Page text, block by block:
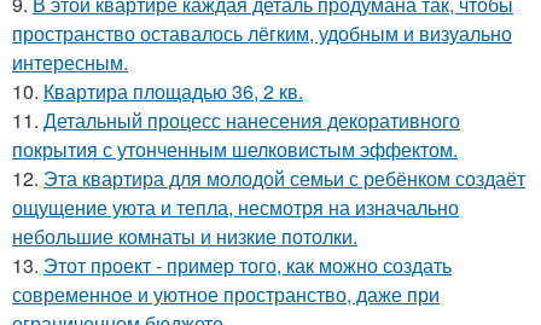
пространство оставалось лёгким, удобным и визуально
интересным.
10. Квартира площадью 36, 2 кв.
11. Детальный процесс нанесения декоративного
покрытия с утонченным шелковистым эффектом.
12. Эта квартира для молодой семьи с ребёнком создаёт
ощущение уюта и тепла, несмотря на изначально
небольшие комнаты и низкие потолки.
13. Этот проект - пример того, как можно создать
современное и уютное пространство, даже при